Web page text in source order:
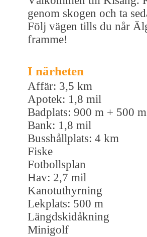
genom skogen och ta
Följ vägen tills du når
framme!
I närheten
Affär: 3,5 km
Apotek: 1,8 mil
Badplats: 900 m + 500 m
Bank: 1,8 mil
Busshållplats: 4 km
Fiske
Fotbollsplan
Hav: 2,7 mil
Kanotuthyrning
Lekplats: 500 m
Längdskidåkning
Minigolf